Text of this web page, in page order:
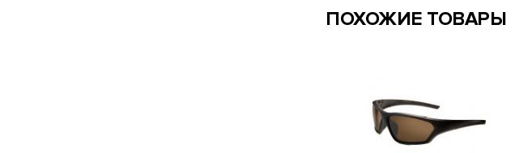
ПОХОЖИЕ ТОВАРЫ